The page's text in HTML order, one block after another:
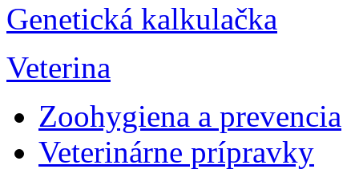
Genetická kalkulačka
Veterina
Zoohygiena a prevencia
Veterinárne prípravky